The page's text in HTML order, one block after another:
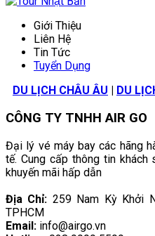
Giới Thiệu
Liên Hệ
Tin Tức
Tuyển Dụng
DU LỊCH CHÂU ÂU | DU
CÔNG TY TNHH AIR GO
Đại lý vé máy bay các hãng
tế. Cung cấp thông tin khách
khuyến mãi hấp dẫn
Địa Chỉ: 259 Nam Kỳ Khởi
TPHCM
Email: info@airgo.vn